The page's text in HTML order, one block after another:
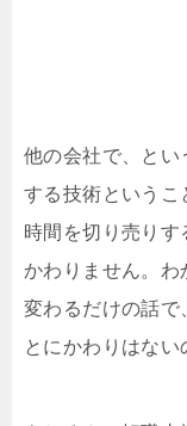
他の会社で、とい
する技術というこ
時間を切り売りす
かわりません。わ
変わるだけの話で
とにかわりはない